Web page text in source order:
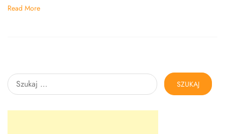
Read More
Szukaj: